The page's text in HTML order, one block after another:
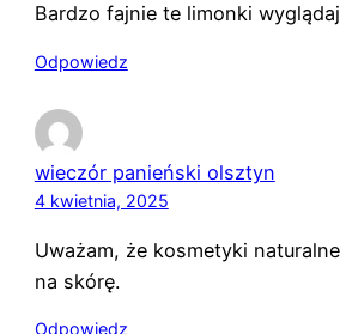
Bardzo fajnie te limonki
Odpowiedz
wieczór panieński olsztyn
4 kwietnia, 2025
Uważam, że kosmetyki
na skórę.
Odpowiedz